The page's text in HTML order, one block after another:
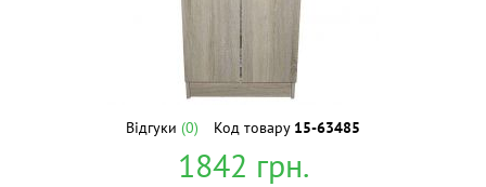
Відгуки (0) Код товару 15-63485
1842 грн.